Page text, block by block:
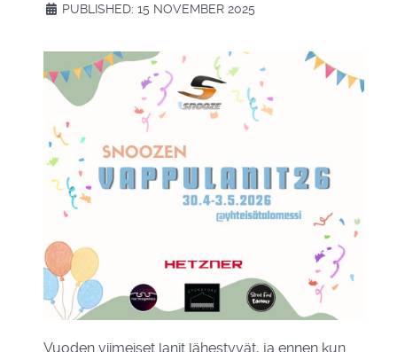
PUBLISHED: 15 NOVEMBER 2025
Vuoden viimeiset lanit lähestyvät, ja ennen kun